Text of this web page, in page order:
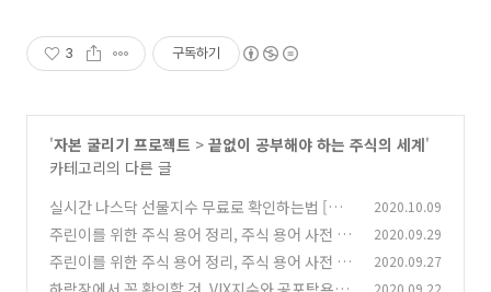
3 구독하기
'자본 굴리기 프로젝트 > 끝없이 공부해야 하는 주식의 세계'
카테고리의 다른 글
실시간 나스닥 선물지수 무료로 확인하는법 [인
베스팅 닷컴] (9)
2020.10.09
주린이를 위한 주식 용어 정리, 주식 용어 사전 3
편 [재무제표편]
(1)
2020.09.29
주린이를 위한 주식 용어 정리, 주식 용어 사전 1
편 [기초편]
(0)
2020.09.27
2020.09.22